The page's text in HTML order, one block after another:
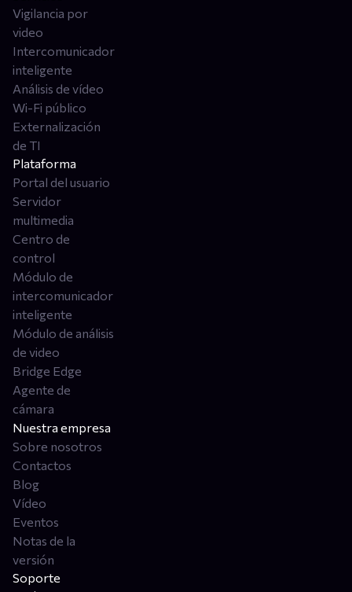
Vigilancia por
video
Intercomunicador
inteligente
Análisis de vídeo
Wi-Fi público
Externalización
de TI
Plataforma
Portal del usuario
Servidor
multimedia
Centro de
control
Módulo de
intercomunicador
inteligente
Módulo de análisis
de video
Bridge Edge
Agente de
cámara
Nuestra empresa
Sobre nosotros
Contactos
Blog
Vídeo
Eventos
Notas de la
versión
Soporte